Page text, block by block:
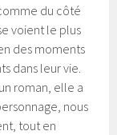
du côté
voient le plus
des moments
dans leur vie.
roman, elle a
nous
tout en